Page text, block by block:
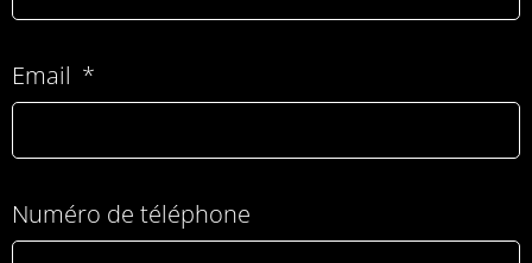
Email
Numéro de téléphone